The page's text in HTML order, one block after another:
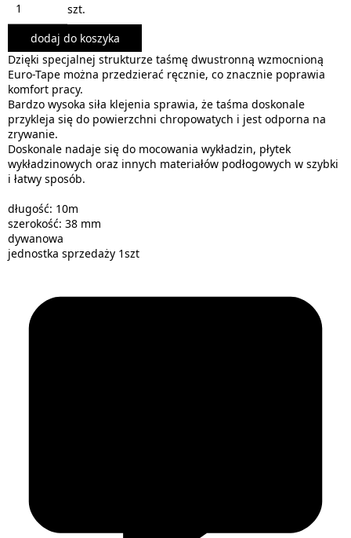
szt.
dodaj do koszyka
Dzięki specjalnej strukturze taśmę dwustronną wzmocnioną
Euro-Tape można przedzierać ręcznie, co znacznie poprawia
komfort pracy.
Bardzo wysoka siła klejenia sprawia, że taśma doskonale
przykleja się do powierzchni chropowatych i jest odporna na
zrywanie.
Doskonale nadaje się do mocowania wykładzin, płytek
wykładzinowych oraz innych materiałów podłogowych w szybki
i łatwy sposób.
długość: 10m
szerokość: 38 mm
dywanowa
jednostka sprzedaży 1szt